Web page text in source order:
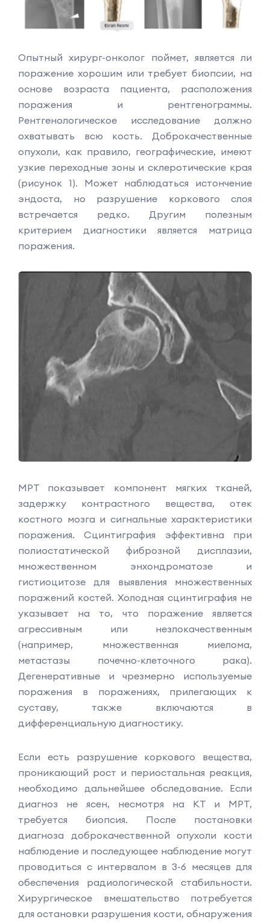
Опытный хирург-онколог поймет, является ли
поражение хорошим или требует биопсии, на
основе возраста пациента, расположения
поражения и рентгенограммы.
Рентгенологическое исследование должно
охватывать всю кость. Доброкачественные
опухоли, как правило, географические, имеют
узкие переходные зоны и склеротические края
(рисунок 1). Может наблюдаться истончение
эндоста, но разрушение коркового слоя
встречается редко. Другим полезным
критерием диагностики является матрица
поражения.
МРТ показывает компонент мягких тканей,
задержку контрастного вещества, отек
костного мозга и сигнальные характеристики
поражения. Сцинтиграфия эффективна при
полиостатической фиброзной дисплазии,
множественном энхондроматозе и
гистиоцитозе для выявления множественных
поражений костей. Холодная сцинтиграфия не
указывает на то, что поражение является
агрессивным или незлокачественным
(например, множественная миелома,
метастазы почечно-клеточного рака).
Дегенеративные и чрезмерно используемые
поражения в поражениях, прилегающих к
суставу, также включаются в
дифференциальную диагностику.
Если есть разрушение коркового вещества,
проникающий рост и периостальная реакция,
необходимо дальнейшее обследование. Если
диагноз не ясен, несмотря на КТ и МРТ,
требуется биопсия. После постановки
диагноза доброкачественной опухоли кости
наблюдение и последующее наблюдение могут
проводиться с интервалом в 3-6 месяцев для
обеспечения радиологической стабильности.
Хирургическое вмешательство потребуется
для остановки разрушения кости, обнаружения